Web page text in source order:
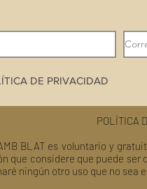
DE PRIVACIDAD
POLÍTICA
BLAT es voluntario y
que considere que puede
ningún otro uso que no